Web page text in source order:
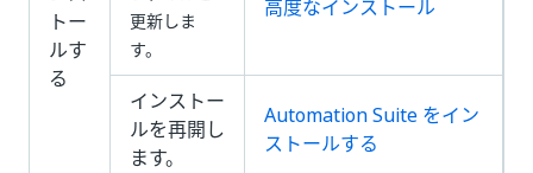
トー
ルす
る
更新しま
す。
高度なインストール
インストー
ルを再開し
ます。
Automation Suite をイン
ストールする